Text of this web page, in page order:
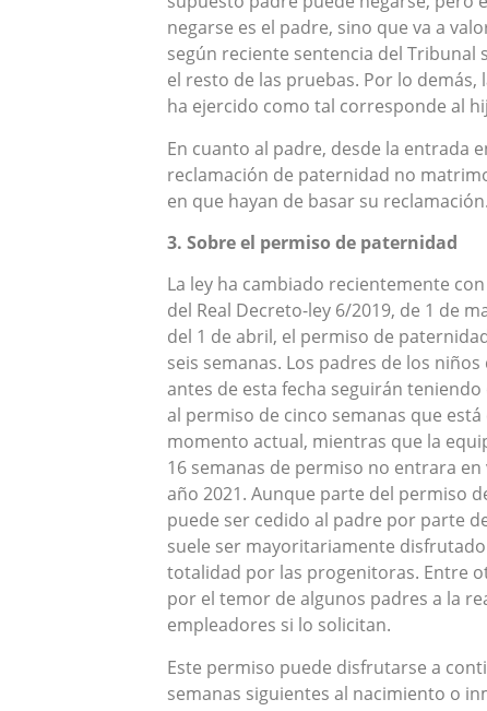
negarse es el padre, sino que va a
según reciente sentencia del
el resto de las pruebas. Por lo
ha ejercido como tal corresponde al
En cuanto al padre, desde la entrada
reclamación de paternidad no
en que hayan de basar su reclamación.
3. Sobre el permiso de paternidad
La ley ha cambiado recientemente
del Real Decreto-ley 6/2019, de 1 de
del 1 de abril, el permiso de
seis semanas. Los padres de los niños
antes de esta fecha seguirán teniendo
al permiso de cinco semanas que está
momento actual, mientras que la
16 semanas de permiso no entrara en
año 2021. Aunque parte del permiso
puede ser cedido al padre por parte
suele ser mayoritariamente
totalidad por las progenitoras. Entre
por el temor de algunos padres a la
empleadores si lo solicitan.
Este permiso puede disfrutarse a
semanas siguientes al nacimiento o